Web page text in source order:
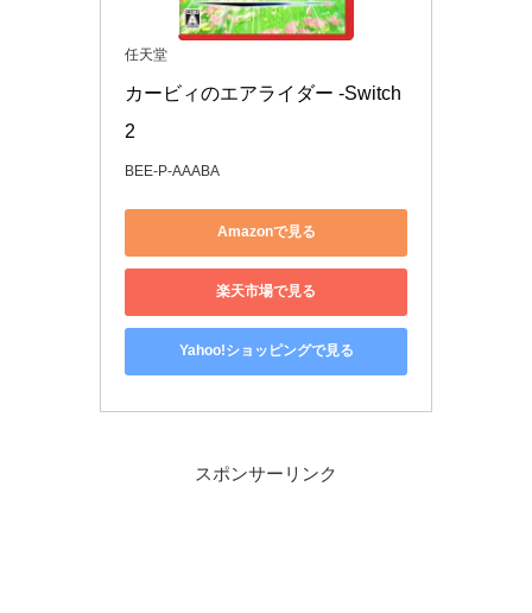
任天堂
カービィのエアライダー -Switch
2
BEE-P-AAABA
Amazonで見る
楽天市場で見る
Yahoo!ショッピングで見る
スポンサーリンク